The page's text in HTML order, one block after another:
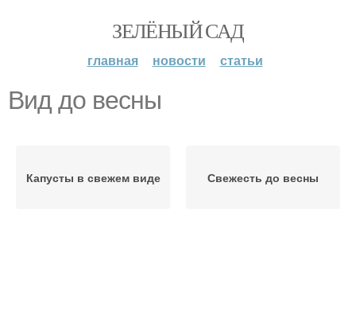
ЗЕЛЁНЫЙ САД
главная новости статьи
Вид до весны
Капусты в свежем виде Свежесть до весны